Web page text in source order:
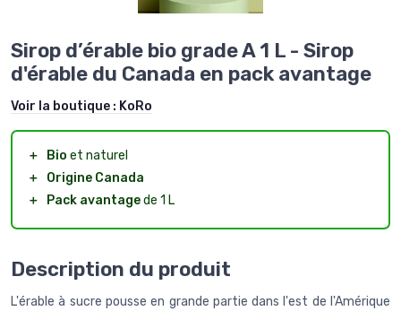
Sirop d’érable bio grade A 1 L - Sirop
d'érable du Canada en pack avantage
Voir la boutique : KoRo
＋ Bio et naturel
＋
Origine Canada
＋
Pack avantagede 1 L
Description du produit
L'érable à sucre pousse en grande partie dans l'est de l'Amérique